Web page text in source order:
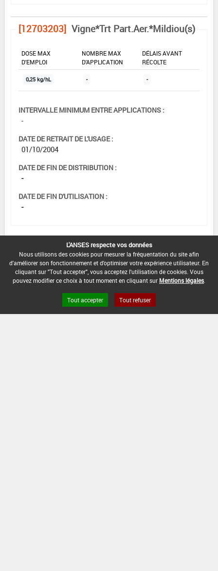
[12703203] Vigne*Trt Part.Aer.*Mildiou(s)
DOSE MAX
D'EMPLOI
NOMBRE MAX
D'APPLICATION
DÉLAIS AVANT
RÉCOLTE
0,25 kg/hL - -
INTERVALLE MINIMUM ENTRE APPLICATIONS :
-
DATE DE RETRAIT DE L'USAGE :
01/10/2004
DATE DE FIN DE DISTRIBUTION :
-
DATE DE FIN D'UTILISATION :
-
[12703207] Vigne*Trt Part.Aer.*Rougeot
parasitaire
DOSE MAX
D'EMPLOI
NOMBRE MAX
D'APPLICATION
DÉLAIS AVANT
RÉCOLTE
- -
L'ANSES respecte vos données
Nous utilisons des cookies pour mesurer la fréquentation du site afin
d'améliorer son fonctionnement et d'optimiser votre expérience utilisateur. En
cliquant sur "Tout accepter", vous acceptez l'utilisation de cookies. Vous
pouvez modifier ce choix à tout moment en cliquant sur Mentions légales
Tout accepter Tout refuser